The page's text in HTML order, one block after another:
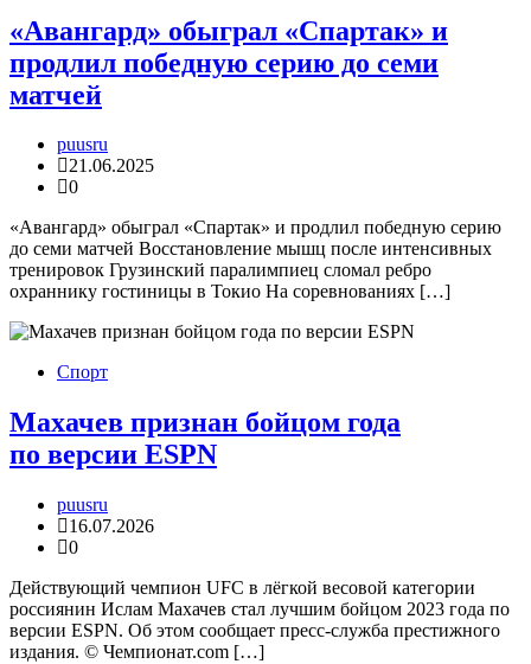
«Авангард» обыграл «Спартак» и
продлил победную серию до семи
матчей
puusru
21.06.2025
0
«Авангард» обыграл «Спартак» и продлил победную серию
до семи матчей Восстановление мышц после интенсивных
тренировок Грузинский паралимпиец сломал ребро
охраннику гостиницы в Токио На соревнованиях […]
Спорт
Махачев признан бойцом года
по версии ESPN
puusru
16.07.2026
0
Действующий чемпион UFC в лёгкой весовой категории
россиянин Ислам Махачев стал лучшим бойцом 2023 года по
версии ESPN. Об этом сообщает пресс-служба престижного
издания. © Чемпионат.com […]